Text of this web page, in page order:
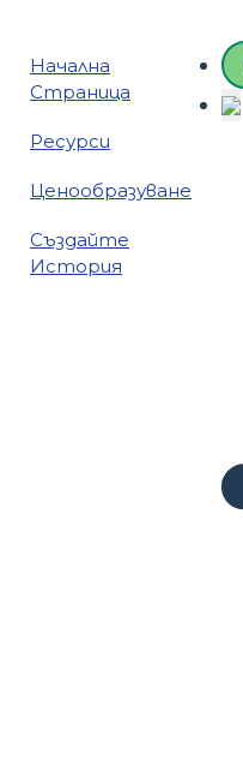
Начална
Страница
Ресурси
Ценообразуване
Създайте
История